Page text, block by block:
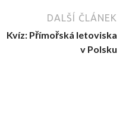
DALŠÍ ČLÁNEK
Kvíz: Přímořská letoviska
v Polsku